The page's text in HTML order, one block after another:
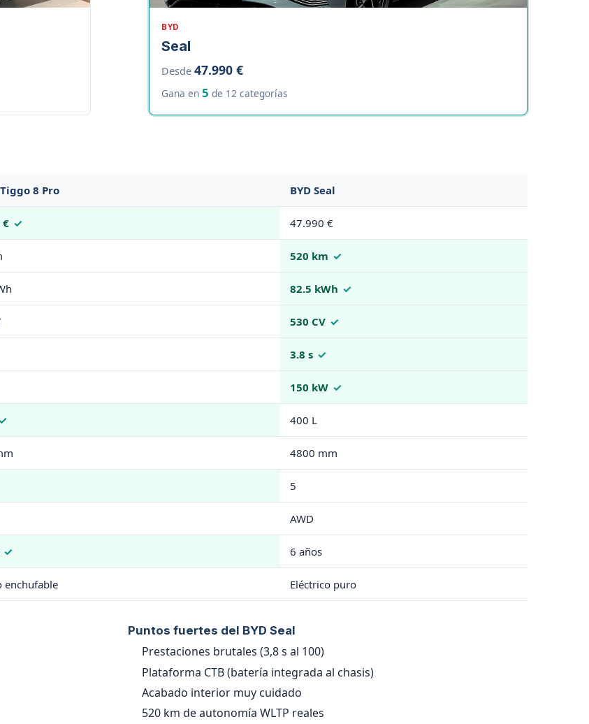
BYD
Seal
Desde47.990 €
Gana en5 de 12 categorías
8 Pro BYD Seal
€ 47.990 €
520 km
82.5 kWh
530 CV
3.8 s
150 kW
400 L
4800 mm
5
AWD
6 años
enchufable Eléctrico puro
Puntos fuertes del BYD Seal
Prestaciones brutales (3,8 s al 100)
Plataforma CTB (batería integrada al chasis)
Acabado interior muy cuidado
520 km de autonomía WLTP reales